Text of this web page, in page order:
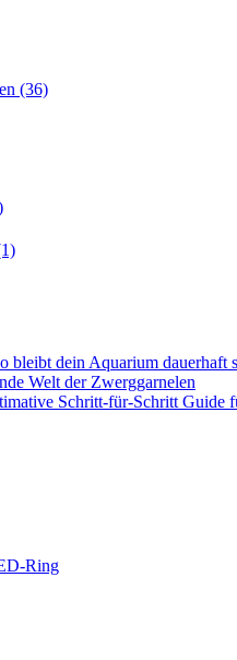
(36)
bleibt dein Aquarium dauerhaft
Welt der Zwerggarnelen
Schritt-für-Schritt Guide
Ring